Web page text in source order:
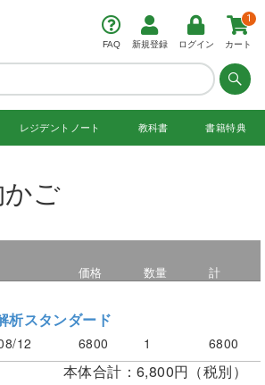
FAQ 新規登録 ログイン カート
1
レジデント ノート 教科書 書籍特典
ご
価格 数量
計
析スタンダード
12 6800 1 6800
本体合計：6,800円（税別）